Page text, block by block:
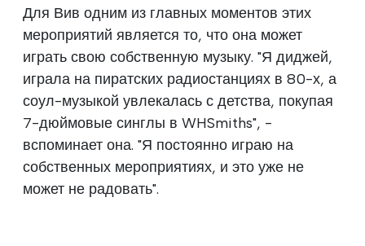
Для Вив одним из главных моментов этих
мероприятий является то, что она может
играть свою собственную музыку. "Я диджей,
играла на пиратских радиостанциях в 80-х, а
соул-музыкой увлекалась с детства, покупая
7-дюймовые синглы в WHSmiths", -
вспоминает она. "Я постоянно играю на
собственных мероприятиях, и это уже не
может не радовать".